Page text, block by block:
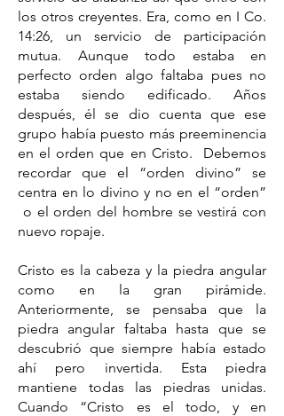
los otros creyentes. Era, como en I Co.
14:26, un servicio de participación
mutua. Aunque todo estaba en
perfecto orden algo faltaba pues no
estaba siendo edificado. Años
después, él se dio cuenta que ese
grupo había puesto más preeminencia
en el orden que en Cristo. Debemos
recordar que el “orden divino” se
centra en lo divino y no en el “orden”
o el orden del hombre se vestirá con
nuevo ropaje.
Cristo es la cabeza y la piedra angular
como en la gran pirámide.
Anteriormente, se pensaba que la
piedra angular faltaba hasta que se
descubrió que siempre había estado
ahí pero invertida. Esta piedra
mantiene todas las piedras unidas.
Cuando “Cristo es el todo, y en